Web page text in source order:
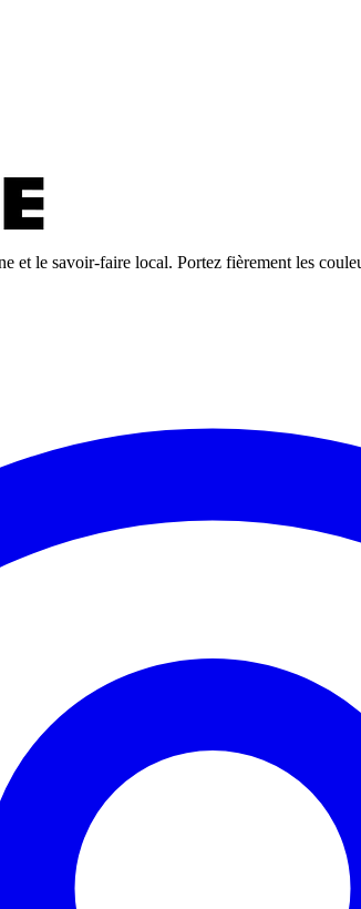
et le savoir-faire local. Portez fièrement les